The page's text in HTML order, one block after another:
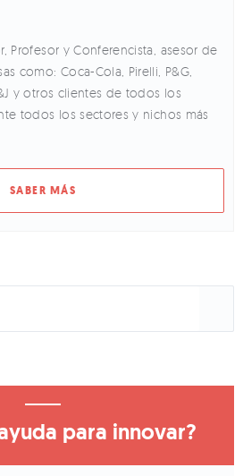
Profesor y Conferencista, asesor de
como: Coca-Cola, Pirelli, P&G,
y otros clientes de todos los
todos los sectores y nichos más
SABER MÁS
para innovar?